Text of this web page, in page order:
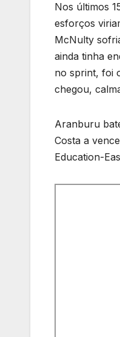
Nos últimos
esforços
McNulty
ainda tinha
no sprint, foi
chegou,
Aranburu
Costa a
Education-